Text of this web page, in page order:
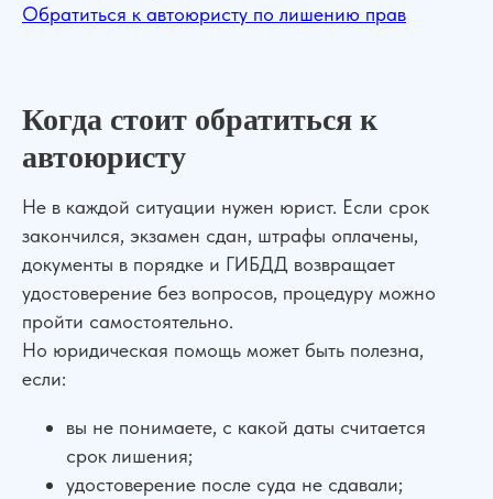
Обратиться к автоюристу по лишению прав
Когда стоит обратиться к
автоюристу
Не в каждой ситуации нужен юрист. Если срок
закончился, экзамен сдан, штрафы оплачены,
документы в порядке и ГИБДД возвращает
удостоверение без вопросов, процедуру можно
пройти самостоятельно.
Но юридическая помощь может быть полезна,
если:
вы не понимаете, с какой даты считается
срок лишения;
удостоверение после суда не сдавали;
УСЛУГИ
ДЛЯ КЛИЕНТОВ
О компании
Специалисты
Наши дела
Банкротство
АвтоЮрист
Семейные дела
Для Бизнеса
Экспертизы
Галерея
Вакансии